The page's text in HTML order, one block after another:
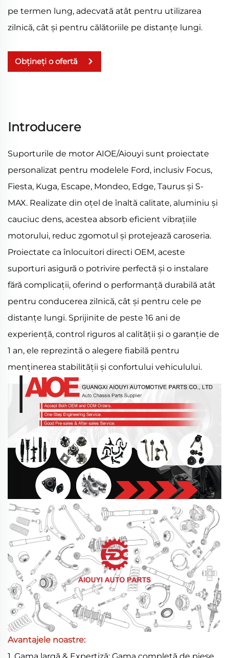
pe termen lung, adecvată atât pentru utilizarea
zilnică, cât și pentru călătoriile pe distanțe lungi.
Obțineți o ofertă
Introducere
Suporturile de motor AIOE/Aiouyi sunt proiectate
personalizat pentru modelele Ford, inclusiv Focus,
Fiesta, Kuga, Escape, Mondeo, Edge, Taurus și S-
MAX. Realizate din oțel de înaltă calitate, aluminiu și
cauciuc dens, acestea absorb eficient vibrațiile
motorului, reduc zgomotul și protejează caroseria.
Proiectate ca înlocuitori directi OEM, aceste
suporturi asigură o potrivire perfectă și o instalare
fără complicații, oferind o performanță durabilă atât
pentru conducerea zilnică, cât și pentru cele pe
distanțe lungi. Sprijinite de peste 16 ani de
experiență, control riguros al calității și o garanție de
1 an, ele reprezintă o alegere fiabilă pentru
menținerea stabilității și confortului vehiculului.
Avantajele noastre:
1. Gama largă & Expertiză: Gama completă de piese